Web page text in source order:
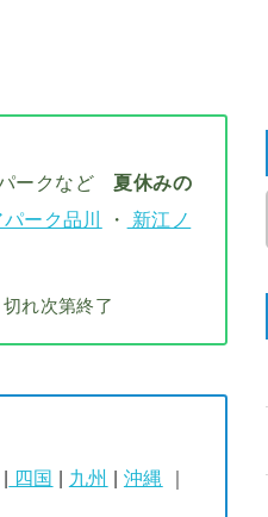
パークなど夏休みの
ーク品川 ・
新江ノ
れ次第終了
| 四国 | 九州 | 沖縄 ｜